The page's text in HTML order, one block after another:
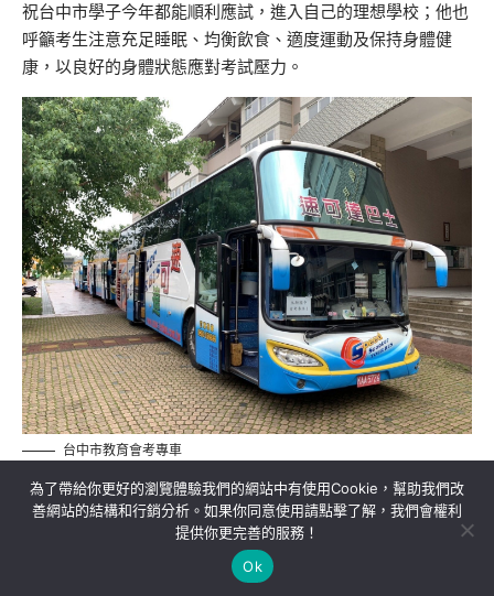
祝台中市學子今年都能順利應試，進入自己的理想學校；他也
呼籲考生注意充足睡眠、均衡飲食、適度運動及保持身體健
康，以良好的身體狀態應對考試壓力。
台中市教育會考專車
關於我們 隱私權政策 聯絡我們
Copyright©MORE News
為了帶給你更好的瀏覽體驗我們的網站中有使用Cookie，幫助我們改
善網站的結構和行銷分析。如果你同意使用請點擊了解，我們會權利
提供你更完善的服務！
Ok